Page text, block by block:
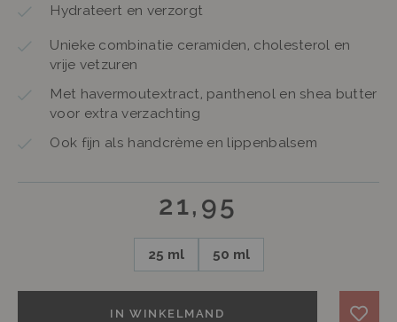
Hydrateert en verzorgt
Unieke combinatie ceramiden, cholesterol en
vrije vetzuren
Met havermoutextract, panthenol en shea butter
voor extra verzachting
Ook fijn als handcrème en lippenbalsem
25 ml 50 ml
21,95
IN WINKELMAND